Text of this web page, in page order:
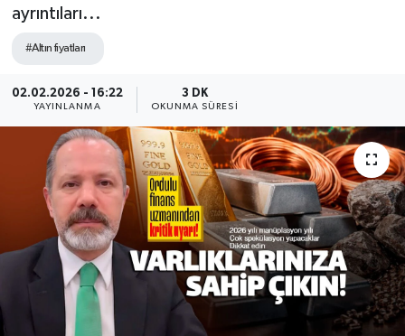
ayrıntıları...
#Altın fiyatları
02.02.2026 - 16:22
YAYINLANMA
3 DK
OKUNMA SÜRESI
KADIN
KULTUR-SANAT
MAGAZİN
MEDYA
OTOMOBİL